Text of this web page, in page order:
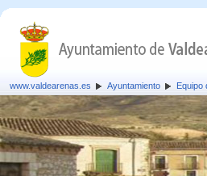
www.valdearenas.es Ayuntamiento Equipo